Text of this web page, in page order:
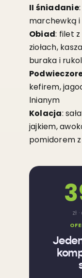
II śniadanie
marchewką
Obiad: filet
ziołach,
buraka i
kefirem,
lnianym
Kolacja:
jajkiem,
pomidorem
zł